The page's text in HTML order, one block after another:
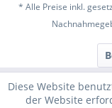
* Alle Preise inkl.
Diese Website
der Website